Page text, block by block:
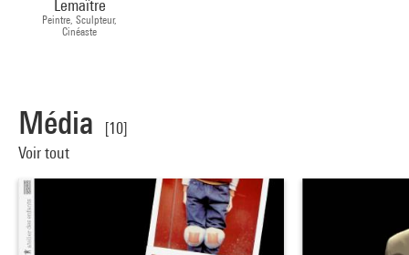
Lemaître
Peintre, Sculpteur,
Cinéaste
Média
[10]
Voir tout